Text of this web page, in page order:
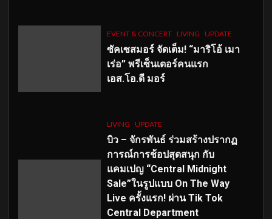
EVENT & CONCERT LIVING UPDATE
ซัคเซสมอร์ จัดเต็ม! “มาริโอ้ เมา
เร่อ” พรีเซ็นเตอร์คนแรก
เอส.โอ.ดี มอร์
LIVING UPDATE
บิว – จักรพันธ์ ร่วมสร้างปรากฏ
การณ์การช้อปสุดสนุก กับ
แคมเปญ “Central Midnight
Sale”ในรูปแบบ On The Way
Live ครั้งแรก! ผ่าน Tik Tok
Central Department